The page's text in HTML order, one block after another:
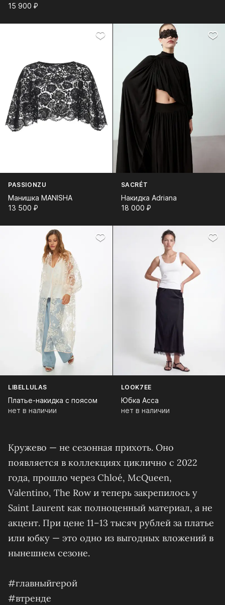
15 900⁠ ⁠₽
PASSIONZU
Манишка MANISHA
13 500⁠ ⁠₽
SACRÉT
Накидка Adriana
18 000⁠ ⁠₽
LIBELLULAS
Платье-накидка с поясом
нет в наличии
LOOK7EE
Юбка Асса
нет в наличии
Кружево — не сезонная прихоть. Оно
появляется в коллекциях циклично с 2022
года, прошло через Chloé, McQueen,
Valentino, The Row и теперь закрепилось у
Saint Laurent как полноценный материал, а не
акцент. При цене 11–13 тысяч рублей за платье
или юбку — это одно из выгодных вложений в
нынешнем сезоне.
#главныйгерой
#втренде